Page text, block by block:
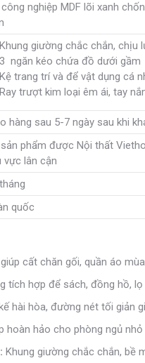
nghiệp MDF lõi xanh
Khung giường chắc chắn, chịu
3 ngăn kéo chứa đồ dưới gầm
Kệ trang trí và để vật dụng cá
Ray trượt kim loại êm ái, tay
hàng sau 5-7 ngày sau khi
phẩm được Nội thất
vực lân cận
quốc
cất chăn gối, quần áo
tích hợp để sách, đồng hồ,
hài hòa, đường nét tối giản
hoàn hảo cho phòng ngủ
Khung giường chắc chắn, bề